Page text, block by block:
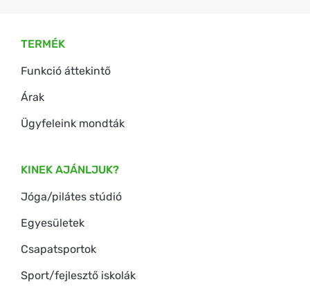
TERMÉK
Funkció áttekintő
Árak
Ügyfeleink mondták
KINEK AJÁNLJUK?
Jóga/pilátes stúdió
Egyesületek
Csapatsportok
Sport/fejlesztő iskolák